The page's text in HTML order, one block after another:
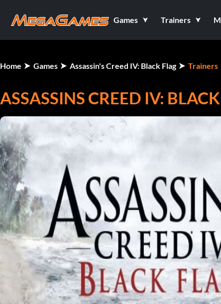
Games Trainers
Home Games Assassin's Creed IV: Black Flag Trainers
ASSASSINS CREED IV: